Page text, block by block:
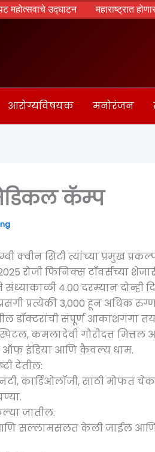
उद्घाटन महाराष्ट्रात होणार
आरोग्यविषयक मनोरंजन
कॅम्प
क्वीन सिटी त्यांच्या प्रमुख
रोजी फिनिक्स टॉवर्सच्या
4.00 दरम्यान दोन्ही
प्रत्येकी 3,000 हून अधिक
डॉक्टरांची संपूर्ण आकाशगंगा
कमलादेवी गौरीदत्त
ऑफ इंडिया आणि कैवल्य धाम.
देतील:
कार्डिओलॉजी, साठी मोफत
जातील.
सल्लामसलत केली जाईल